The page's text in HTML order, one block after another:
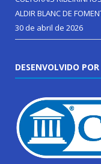
ALDIR BLANC DE
30 de abril de 2026
DESENVOLVIDO